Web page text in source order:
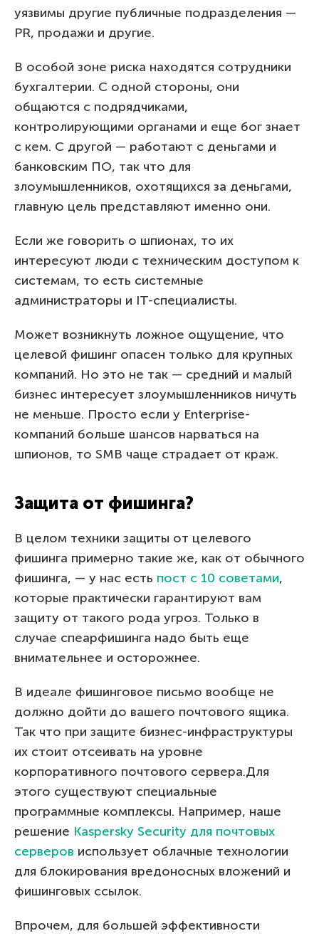
уязвимы другие публичные подразделения —
PR, продажи и другие.
В особой зоне риска находятся сотрудники
бухгалтерии. С одной стороны, они
общаются с подрядчиками,
контролирующими органами и еще бог знает
с кем. С другой — работают с деньгами и
банковским ПО, так что для
злоумышленников, охотящихся за деньгами,
главную цель представляют именно они.
Если же говорить о шпионах, то их
интересуют люди с техническим доступом к
системам, то есть системные
администраторы и IT-специалисты.
Может возникнуть ложное ощущение, что
целевой фишинг опасен только для крупных
компаний. Но это не так — средний и малый
бизнес интересует злоумышленников ничуть
не меньше. Просто если у Enterprise-
компаний больше шансов нарваться на
шпионов, то SMB чаще страдает от краж.
Защита от фишинга?
В целом техники защиты от целевого
фишинга примерно такие же, как от обычного
фишинга, — у нас есть пост с 10 советами,
которые практически гарантируют вам
защиту от такого рода угроз. Только в
случае спеарфишинга надо быть еще
внимательнее и осторожнее.
В идеале фишинговое письмо вообще не
должно дойти до вашего почтового ящика.
Так что при защите бизнес-инфраструктуры
их стоит отсеивать на уровне
корпоративного почтового сервера.Для
этого существуют специальные
программные комплексы. Например, наше
решение Kaspersky Security для почтовых
серверов использует облачные технологии
для блокирования вредоносных вложений и
фишинговых ссылок.
Впрочем, для большей эффективности